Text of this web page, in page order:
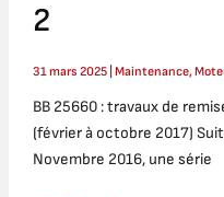
2
31 mars 2025 Maintenance,
BB 25660 : travaux de
(février à octobre 2017)
Novembre 2016, une série